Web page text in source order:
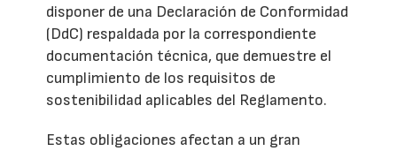
disponer de una Declaración de Conformidad
(DdC) respaldada por la correspondiente
documentación técnica, que demuestre el
cumplimiento de los requisitos de
sostenibilidad aplicables del Reglamento.
Estas obligaciones afectan a un gran